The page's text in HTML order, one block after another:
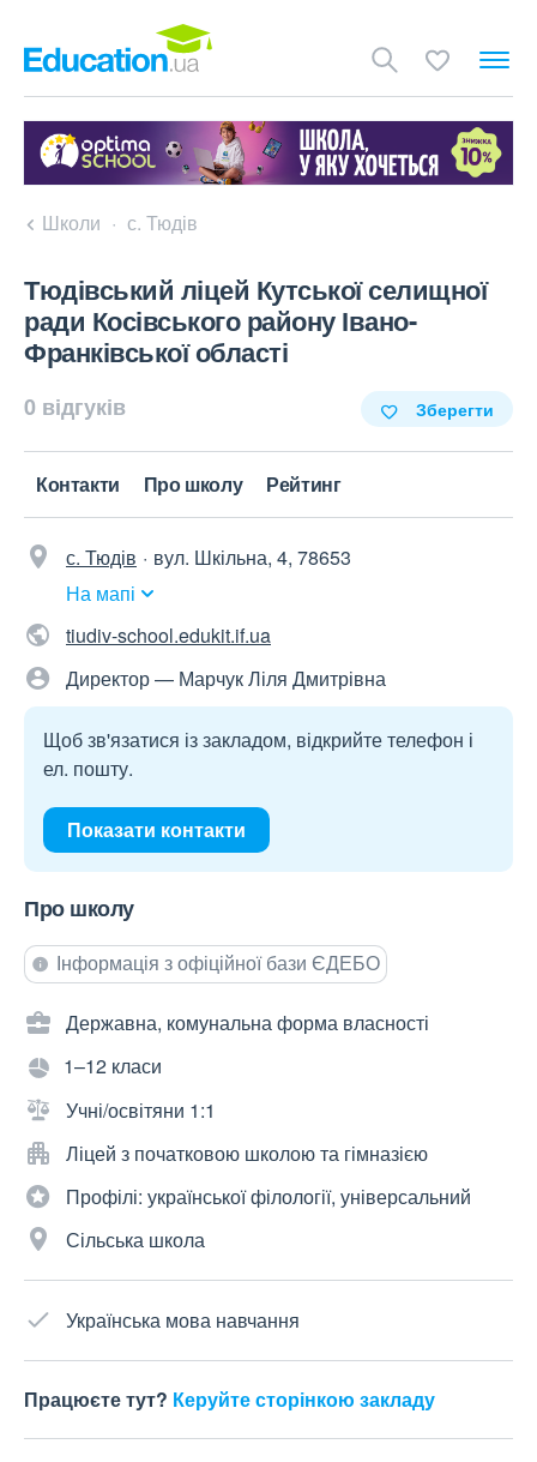
Школи с. Тюдів
Тюдівський ліцей Кутської селищної
ради Косівського району Івано-
Франківської області
0 відгуків Зберегти
Контакти Про школу Рейтинг
с. Тюдів
вул. Шкільна, 4, 78653
На мапі
tiudiv-school.edukit.if.ua
Директор — Марчук Ліля Дмитрівна
Щоб зв'язатися із закладом, відкрийте телефон і
ел. пошту.
Показати контакти
Про школу
Інформація з офіційної бази ЄДЕБО
Державна, комунальна форма власності
1–12 класи
Учні/освітяни 1:1
Ліцей з початковою школою та гімназією
Профілі: української філології, універсальний
Сільська школа
Українська мова навчання
Працюєте тут? Керуйте сторінкою закладу